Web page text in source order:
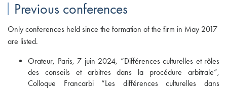
Previous conferences
Only conferences held since the formation of the firm in May 2017
are listed.
Orateur, Paris, 7 juin 2024, “Différences culturelles et rôles
des conseils et arbitres dans la procédure arbitrale”,
Colloque Francarbi “Les différences culturelles dans